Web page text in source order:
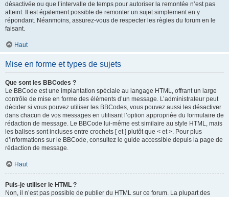
désactivée ou que l’intervalle de temps pour autoriser la remontée n’est pas
atteint. Il est également possible de remonter un sujet simplement en y
répondant. Néanmoins, assurez-vous de respecter les règles du forum en le
faisant.
Haut
Mise en forme et types de sujets
Que sont les BBCodes ?
Le BBCode est une implantation spéciale au langage HTML, offrant un large
contrôle de mise en forme des éléments d’un message. L’administrateur peut
décider si vous pouvez utiliser les BBCodes, vous pouvez aussi les désactiver
dans chacun de vos messages en utilisant l’option appropriée du formulaire de
rédaction de message. Le BBCode lui-même est similaire au style HTML, mais
les balises sont incluses entre crochets [ et ] plutôt que < et >. Pour plus
d’informations sur le BBCode, consultez le guide accessible depuis la page de
rédaction de message.
Haut
Puis-je utiliser le HTML ?
Non, il n’est pas possible de publier du HTML sur ce forum. La plupart des